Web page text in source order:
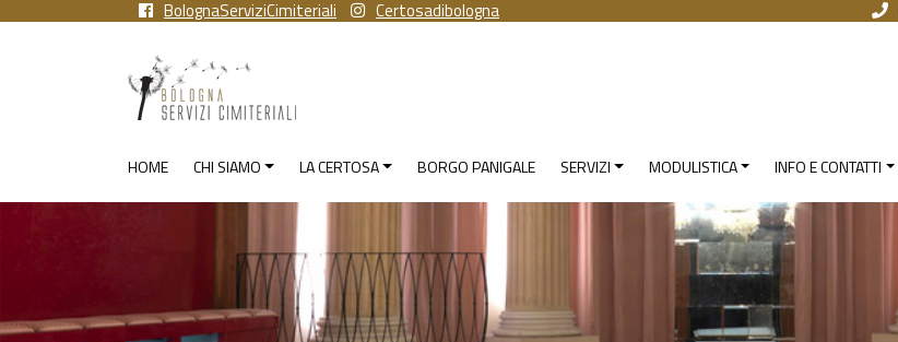
BolognaServiziCimiteriali Certosadibologna
HOME CHI SIAMO LA CERTOSA BORGO PANIGALE SERVIZI MODULISTICA INFO E CONTATTI